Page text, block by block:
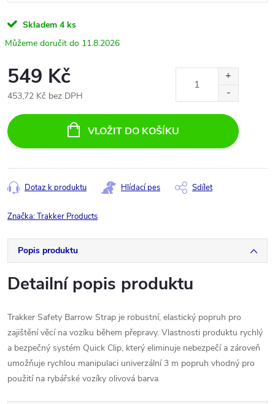
Skladem 4 ks
11.8.2026
549 Kč
453,72 Kč bez DPH
cena:
VLOŽIT DO KOŠÍKU
Dotaz k produktu Hlídací pes Sdílet
Značka:Trakker Products
Popis produktu
Detailní popis produktu
Trakker Safety Barrow Strap je robustní, elastický popruh pro
zajištění věcí na vozíku během přepravy. Vlastnosti produktu rychlý
a bezpečný systém Quick Clip, který eliminuje nebezpečí a zároveň
umožňuje rychlou manipulaci univerzální 3 m popruh vhodný pro
použití na rybářské vozíky olivová barva